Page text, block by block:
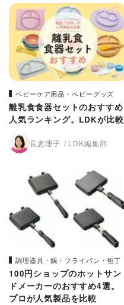
ベビーケア用品・ベビーグッズ
離乳食食器セットのおすすめ
人気ランキング。LDKが比較
長恵理子 LDK編集部
調理器具・鍋・フライパン・包丁
100円ショップのホットサン
ドメーカーのおすすめ4選。
プロが人気製品を比較